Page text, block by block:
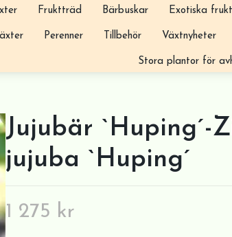
Fruktträd Bärbuskar Exotiska
Perenner Tillbehör Växtnyheter
Stora plantor för
Jujubär `Huping´-
jujuba `Huping´
1 275 kr